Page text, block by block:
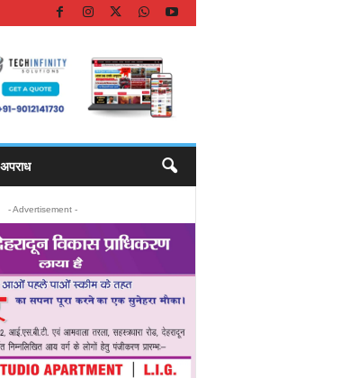
अपराध
- Advertisement -